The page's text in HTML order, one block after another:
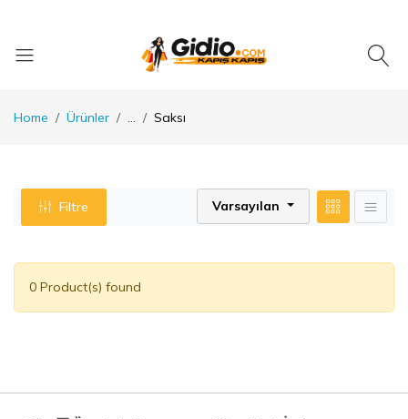
Home Ürünler ... Saksı
Filtre Varsayılan
0 Product(s) found